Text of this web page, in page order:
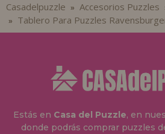
Casadelpuzzle » Accesorios Puzzles
» Tablero Para Puzzles
Estás en Casa del Puzzle, en
donde podrás comprar puzzles